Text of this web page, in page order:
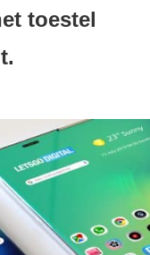
toestel